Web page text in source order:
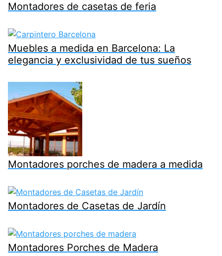
Montadores de casetas de feria
Muebles a medida en Barcelona: La
elegancia y exclusividad de tus sueños
Montadores porches de madera a medida
Montadores de Casetas de Jardín
Montadores Porches de Madera